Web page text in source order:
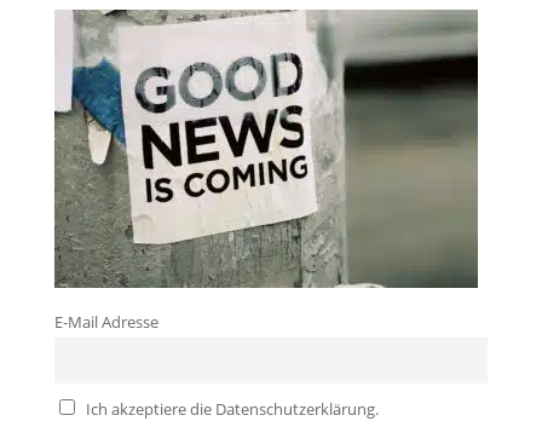
E-Mail Adresse
Ich akzeptiere die Datenschutzerklärung.